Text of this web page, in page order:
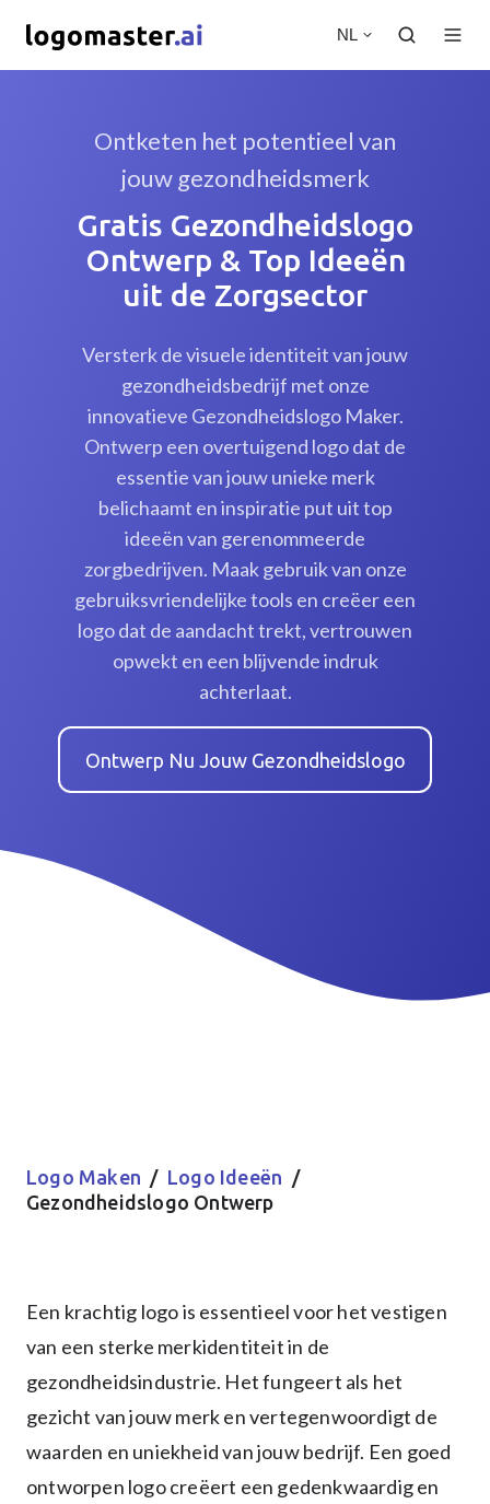
NL
Ontketen het potentieel van
jouw gezondheidsmerk
Gratis Gezondheidslogo
Ontwerp & Top Ideeën
uit de Zorgsector
Versterk de visuele identiteit van jouw
gezondheidsbedrijf met onze
innovatieve Gezondheidslogo Maker.
Ontwerp een overtuigend logo dat de
essentie van jouw unieke merk
belichaamt en inspiratie put uit top
ideeën van gerenommeerde
zorgbedrijven. Maak gebruik van onze
gebruiksvriendelijke tools en creëer een
logo dat de aandacht trekt, vertrouwen
opwekt en een blijvende indruk
achterlaat.
Ontwerp Nu Jouw Gezondheidslogo
Logo Maken / Logo Ideeën /
Gezondheidslogo Ontwerp
Een krachtig logo is essentieel voor het vestigen
van een sterke merkidentiteit in de
gezondheidsindustrie. Het fungeert als het
gezicht van jouw merk en vertegenwoordigt de
waarden en uniekheid van jouw bedrijf. Een goed
ontworpen logo creëert een gedenkwaardig en